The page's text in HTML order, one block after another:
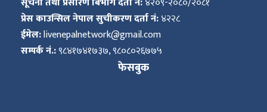
प्रेस काउन्सिल नेपाल सुचीकरण दर्ता नं:४२२८
ईमेल:livenepalnetwork@gmail.com
सम्पर्क नं.:९८४१७४१७३७, ९८०८०२६७७५
फेसबुक